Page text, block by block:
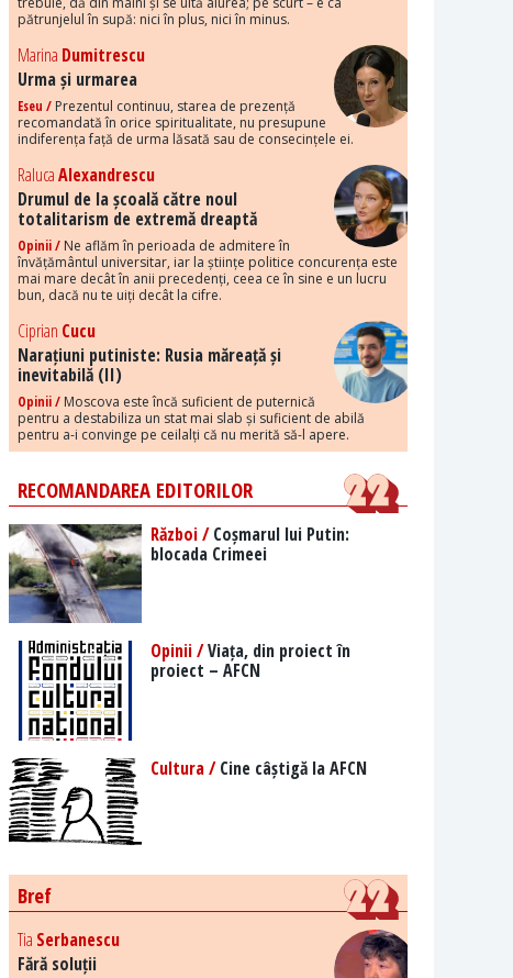
pătrunjelul în supă: nici în plus, nici în minus.
Marina Dumitrescu
Urma și urmarea
Eseu / Prezentul continuu, starea de prezență
recomandată în orice spiritualitate, nu presupune
indiferența față de urma lăsată sau de consecințele ei.
RalucaAlexandrescu
Drumul de la școală către noul
totalitarism de extremă dreaptă
Opinii / Ne aflăm în perioada de admitere în
învățământul universitar, iar la științe politice concurența este
mai mare decât în anii precedenți, ceea ce în sine e un lucru
bun, dacă nu te uiți decât la cifre.
Ciprian Cucu
Narațiuni putiniste: Rusia măreață și
inevitabilă (II)
Opinii / Moscova este încă suficient de puternică
pentru a destabiliza un stat mai slab și suficient de abilă
pentru a-i convinge pe ceilalți că nu merită să-l apere.
RECOMANDAREA EDITORILOR
Război /Coșmarul lui Putin:
blocada Crimeei
Opinii /Viața, din proiect în
proiect – AFCN
Cultura /Cine câștigă la AFCN
Bref
Tia Serbanescu
Fără soluții